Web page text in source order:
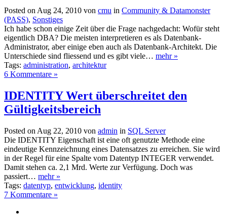
Posted on Aug 24, 2010 von cmu in Community & Datamonster
(PASS), Sonstiges
Ich habe schon einige Zeit über die Frage nachgedacht: Wofür steht
eigentlich DBA? Die meisten interpretieren es als Datenbank-
Administrator, aber einige eben auch als Datenbank-Architekt. Die
Unterschiede sind fliessend und es gibt viele… mehr »
Tags: administration, architektur
6 Kommentare »
IDENTITY Wert überschreitet den
Gültigkeitsbereich
Posted on Aug 22, 2010 von admin in SQL Server
Die IDENTITY Eigenschaft ist eine oft genutzte Methode eine
eindeutige Kennzeichnung eines Datensatzes zu erreichen. Sie wird
in der Regel für eine Spalte vom Datentyp INTEGER verwendet.
Damit stehen ca. 2,1 Mrd. Werte zur Verfügung. Doch was
passiert… mehr »
Tags: datentyp, entwicklung, identity
7 Kommentare »